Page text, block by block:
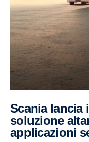
Scania lancia il Super 11: una
soluzione
applicazioni